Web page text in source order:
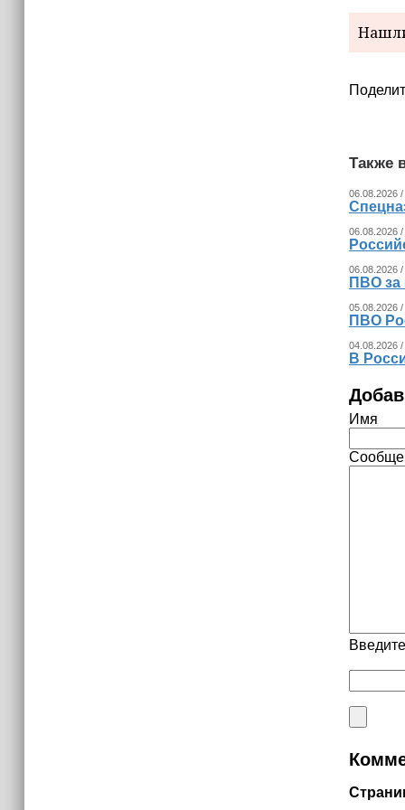
Также
06.08.2026
06.08.2026
06.08.2026
ПВО за
05.08.2026 /
ПВО
04.08.2026
В
Имя